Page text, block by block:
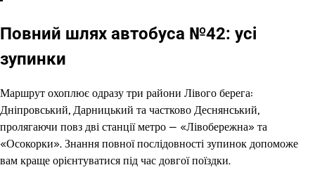
Повний шлях автобуса №42: усі
зупинки
Маршрут охоплює одразу три райони Лівого берега:
Дніпровський, Дарницький та частково Деснянський,
пролягаючи повз дві станції метро — «Лівобережна» та
«Осокорки». Знання повної послідовності зупинок допоможе
вам краще орієнтуватися під час довгої поїздки.